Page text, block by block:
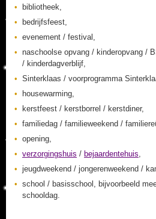
bibliotheek,
bedrijfsfeest,
evenement / festival,
naschoolse opvang / kinderopvang /
/ kinderdagverblijf,
Sinterklaas / voorprogramma
housewarming,
kerstfeest / kerstborrel / kerstdiner,
familiedag / familieweekend /
opening,
verzorgingshuis / bejaardentehuis,
jeugdweekend / jongerenweekend /
school / basisschool, bijvoorbeeld
schooldag.